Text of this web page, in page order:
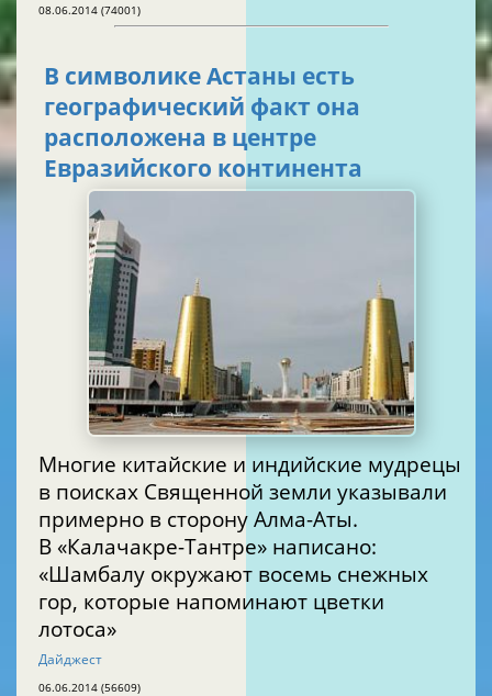
08.06.2014 (74001)
В символике Астаны есть
географический факт она
расположена в центре
Евразийского континента
Многие китайские и индийские мудрецы
в поисках Священной земли указывали
примерно в сторону Алма-Аты.
В «Калачакре-Тантре» написано:
«Шамбалу окружают восемь снежных
гор, которые напоминают цветки
лотоса»
Дайджест
06.06.2014 (56609)